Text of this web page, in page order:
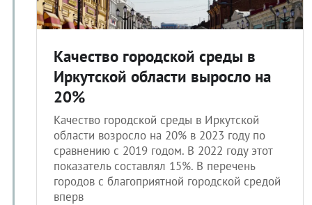
Качество городской среды в
Иркутской области выросло на
20%
Качество городской среды в Иркутской
области возросло на 20% в 2023 году по
сравнению с 2019 годом. В 2022 году этот
показатель составлял 15%. В перечень
городов с благоприятной городской средой
вперв